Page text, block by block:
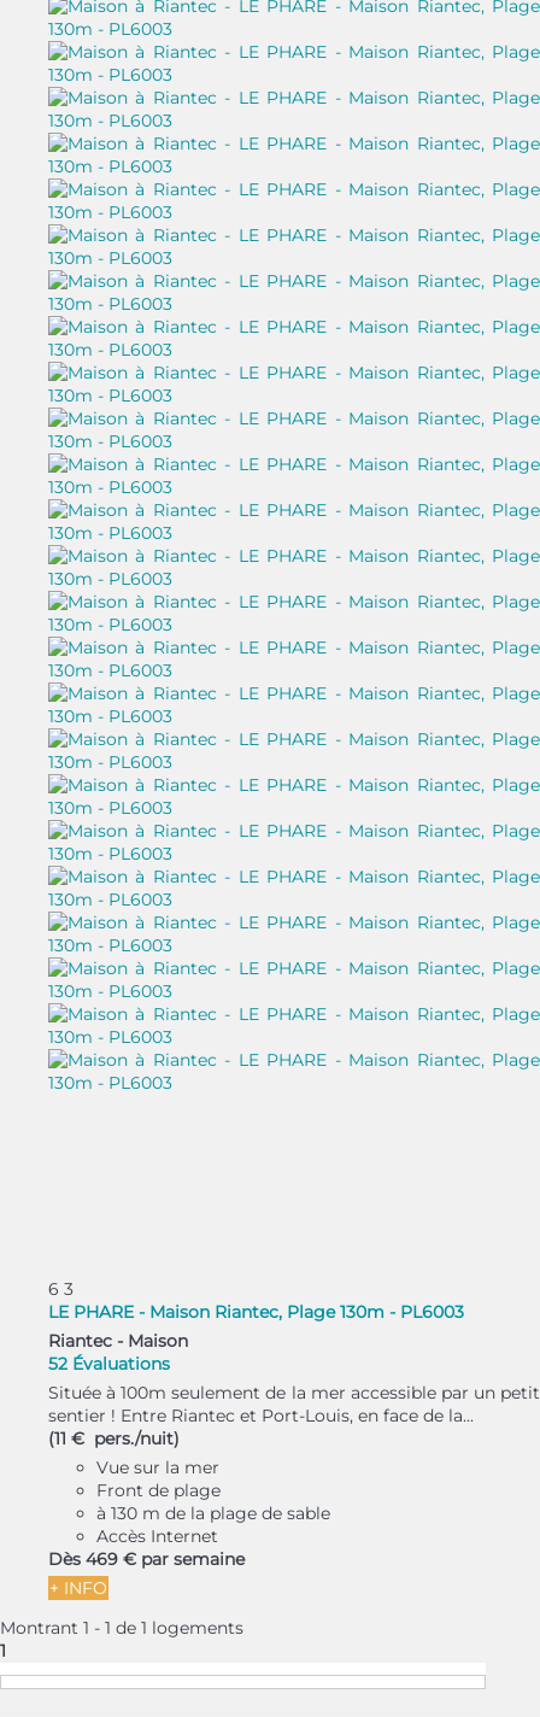
6 3
LE PHARE - Maison Riantec, Plage 130m - PL6003
Riantec - Maison
52 Évaluations
Située à 100m seulement de la mer accessible par un petit
sentier ! Entre Riantec et Port-Louis, en face de la...
(11 € pers./nuit)
Vue sur la mer
Front de plage
à 130 m de la plage de sable
Accès Internet
Dès 469 € par semaine
+ INFO
Montrant 1 - 1 de 1 logements
1